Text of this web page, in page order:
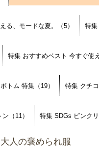
る、モードな夏。（5） 特集
特集 おすすめベスト 今すぐ使
トム 特集（19） 特集 クチ
（11） 特集 SDGs ピンクリ
人の褒められ服